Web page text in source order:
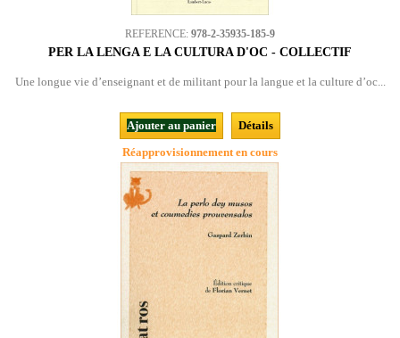
REFERENCE: 978-2-35935-185-9
PER LA LENGA E LA CULTURA D'OC - COLLECTIF
Une longue vie d’enseignant et de militant pour la langue et la culture d’oc...
Ajouter au panier
Détails
Réapprovisionnement en cours